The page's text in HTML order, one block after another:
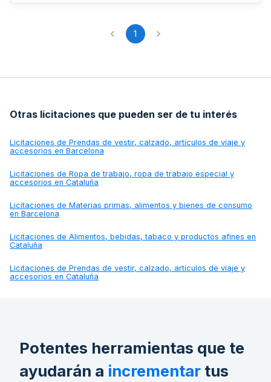
1
Otras licitaciones que pueden ser de tu interés
Licitaciones de Prendas de vestir, calzado, artículos de viaje y
accesorios en Barcelona
Licitaciones de Ropa de trabajo, ropa de trabajo especial y
accesorios en Cataluña
Licitaciones de Materias primas, alimentos y bienes de consumo
en Barcelona
Licitaciones de Alimentos, bebidas, tabaco y productos afines en
Cataluña
Licitaciones de Prendas de vestir, calzado, artículos de viaje y
accesorios en Cataluña
Potentes herramientas que te
ayudarán a incrementar tus